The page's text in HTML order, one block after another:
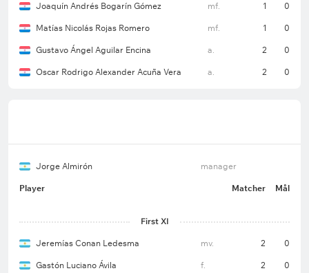
Joaquín Andrés Bogarín Gómez mf. 1 0
Matías Nicolás Rojas Romero mf. 1 0
Gustavo Ángel Aguilar Encina a. 2 0
Oscar Rodrigo Alexander Acuña Vera a. 2 0
Jorge Almirón manager
Player Matcher Mål
First XI
Jeremías Conan Ledesma mv. 2 0
Gastón Luciano Ávila f. 2 0